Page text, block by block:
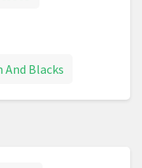
And Blacks